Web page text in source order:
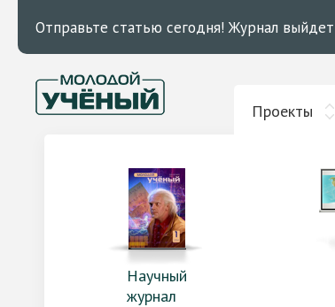
Отправьте статью сегодня! Журнал выйдет
Проекты
Научный
журнал